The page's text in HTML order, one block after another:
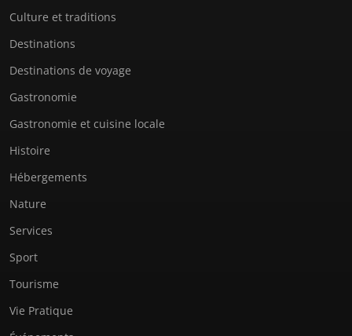
Culture et traditions
Destinations
Destinations de voyage
Gastronomie
Gastronomie et cuisine locale
Histoire
Hébergements
Nature
Services
Sport
Tourisme
Vie Pratique